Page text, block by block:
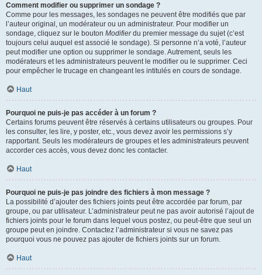
Comment modifier ou supprimer un sondage ?
Comme pour les messages, les sondages ne peuvent être modifiés que par
l’auteur original, un modérateur ou un administrateur. Pour modifier un
sondage, cliquez sur le bouton Modifierdu premier message du sujet (c’est
toujours celui auquel est associé le sondage). Si personne n’a voté, l’auteur
peut modifier une option ou supprimer le sondage. Autrement, seuls les
modérateurs et les administrateurs peuvent le modifier ou le supprimer. Ceci
pour empêcher le trucage en changeant les intitulés en cours de sondage.
Haut
Pourquoi ne puis-je pas accéder à un forum ?
Certains forums peuvent être réservés à certains utilisateurs ou groupes. Pour
les consulter, les lire, y poster, etc., vous devez avoir les permissions s’y
rapportant. Seuls les modérateurs de groupes et les administrateurs peuvent
accorder ces accès, vous devez donc les contacter.
Haut
Pourquoi ne puis-je pas joindre des fichiers à mon message ?
La possibilité d’ajouter des fichiers joints peut être accordée par forum, par
groupe, ou par utilisateur. L’administrateur peut ne pas avoir autorisé l’ajout de
fichiers joints pour le forum dans lequel vous postez, ou peut-être que seul un
groupe peut en joindre. Contactez l’administrateur si vous ne savez pas
pourquoi vous ne pouvez pas ajouter de fichiers joints sur un forum.
Haut